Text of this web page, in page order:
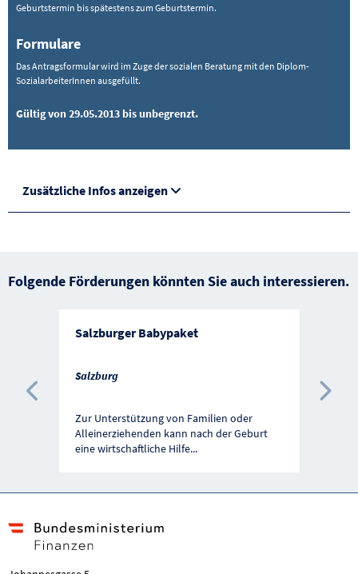
Geburtstermin bis spätestens zum Geburtstermin.
Formulare
Das Antragsformular wird im Zuge der sozialen Beratung mit den Diplom-
SozialarbeiterInnen ausgefüllt.
Gültig von 29.05.2013 bis unbegrenzt.
Zusätzliche Infos anzeigen
Folgende Förderungen könnten Sie auch interessieren.
Salzburger Babypaket
Salzburg
Zur Unterstützung von Familien oder
Alleinerziehenden kann nach der Geburt
eine wirtschaftliche Hilfe...
Vorherige Förderung